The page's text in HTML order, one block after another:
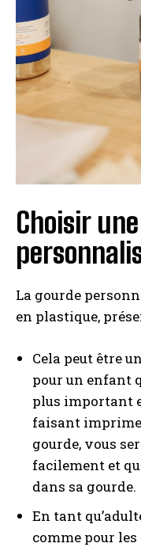
Choisir
La gourde
en plastique,
Cela peut être
pour un enfant
plus important
faisant
gourde, vous
facilement et
dans sa gourde.
En tant
comme pour